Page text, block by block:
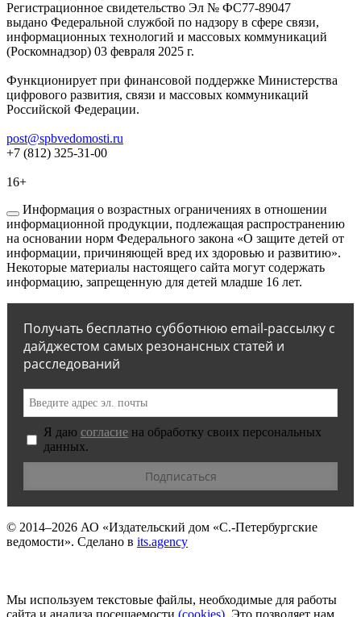
Регистрационное свидетельство Эл № ФС77-89047
выдано Федеральной службой по надзору в сфере связи,
информационных технологий и массовых коммуникаций
(Роскомнадзор) 03 февраля 2025 г.
Функционирует при финансовой поддержке Министерства
цифрового развития, связи и массовых коммуникаций
Российской Федерации.
post@spbvedomosti.ru
+7 (812) 325-31-00
16+
Информация о возрастных ограничениях в отношении
информационной продукции, подлежащая распространению
на основании норм Федерального закона «О защите детей от
информации, причиняющей вред их здоровью и развитию».
Некоторые материалы настоящего сайта могут содержать
информацию, запрещенную для детей младше 16 лет.
Получать бесплатно субботнюю email-рассылку с
дайджестом самых резонансных статей и
расследований
Я даю согласие на обработку своих персональных
данных.
© 2014–2026 АО «Издательский дом «С.-Петербургские
ведомости». Сделано в its.agency
Мы используем текстовые файлы, необходимые для работы
сайта и анализа посещаемости (сookies) . Это позволяет нам